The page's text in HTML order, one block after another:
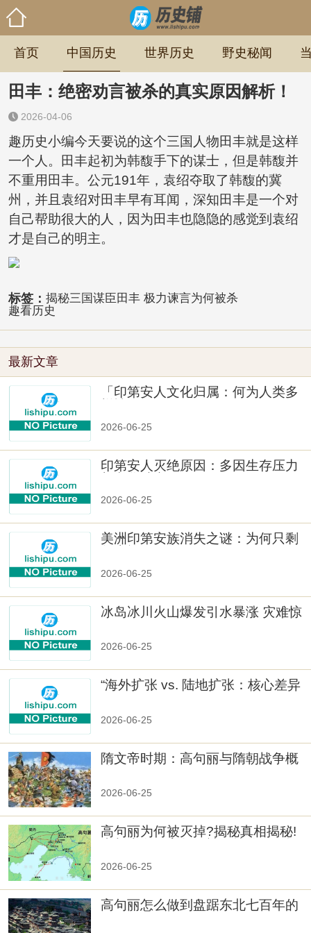
首页 中国历史 世界历史 野史秘闻
田丰：绝密劝言被杀的真实原因解析！
2026-04-06
趣历史小编今天要说的这个三国人物田丰就是这样
一个人。田丰起初为韩馥手下的谋士，但是韩馥并
不重用田丰。公元191年，袁绍夺取了韩馥的冀
州，并且袁绍对田丰早有耳闻，深知田丰是一个对
自己帮助很大的人，因为田丰也隐隐的感觉到袁绍
才是自己的明主。
标签： 揭秘三国谋臣田丰 极力谏言为何被杀
趣看历史
最新文章
「印第安人文化归属：何为人类多
2026-06-25
印第安人灭绝原因：多因生存压力
2026-06-25
美洲印第安族消失之谜：为何只剩
2026-06-25
冰岛冰川火山爆发引水暴涨 灾难惊
2026-06-25
“海外扩张 vs. 陆地扩张：核心差异
2026-06-25
隋文帝时期：高句丽与隋朝战争概
2026-06-25
高句丽为何被灭掉?揭秘真相揭秘!
2026-06-25
高句丽怎么做到盘踞东北七百年的